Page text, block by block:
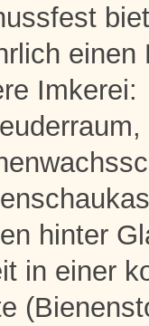
einen
Imkerei:
hinter
in einer